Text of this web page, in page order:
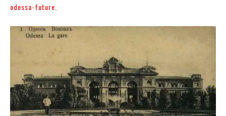
odessa-future